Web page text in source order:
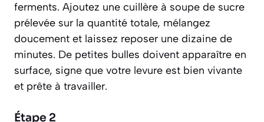
ferments. Ajoutez une cuillère à soupe de sucre
prélevée sur la quantité totale, mélangez
doucement et laissez reposer une dizaine de
minutes. De petites bulles doivent apparaître en
surface, signe que votre levure est bien vivante
et prête à travailler.
Étape 2